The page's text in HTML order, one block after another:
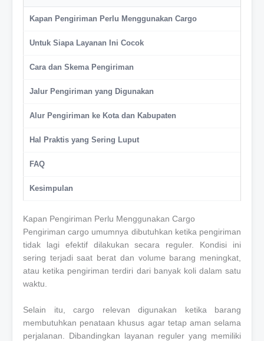
Kapan Pengiriman Perlu Menggunakan Cargo
Untuk Siapa Layanan Ini Cocok
Cara dan Skema Pengiriman
Jalur Pengiriman yang Digunakan
Alur Pengiriman ke Kota dan Kabupaten
Hal Praktis yang Sering Luput
FAQ
Kesimpulan
Kapan Pengiriman Perlu Menggunakan Cargo
Pengiriman cargo umumnya dibutuhkan ketika pengiriman
tidak lagi efektif dilakukan secara reguler. Kondisi ini
sering terjadi saat berat dan volume barang meningkat,
atau ketika pengiriman terdiri dari banyak koli dalam satu
waktu.
Selain itu, cargo relevan digunakan ketika barang
membutuhkan penataan khusus agar tetap aman selama
perjalanan. Dibandingkan layanan reguler yang memiliki